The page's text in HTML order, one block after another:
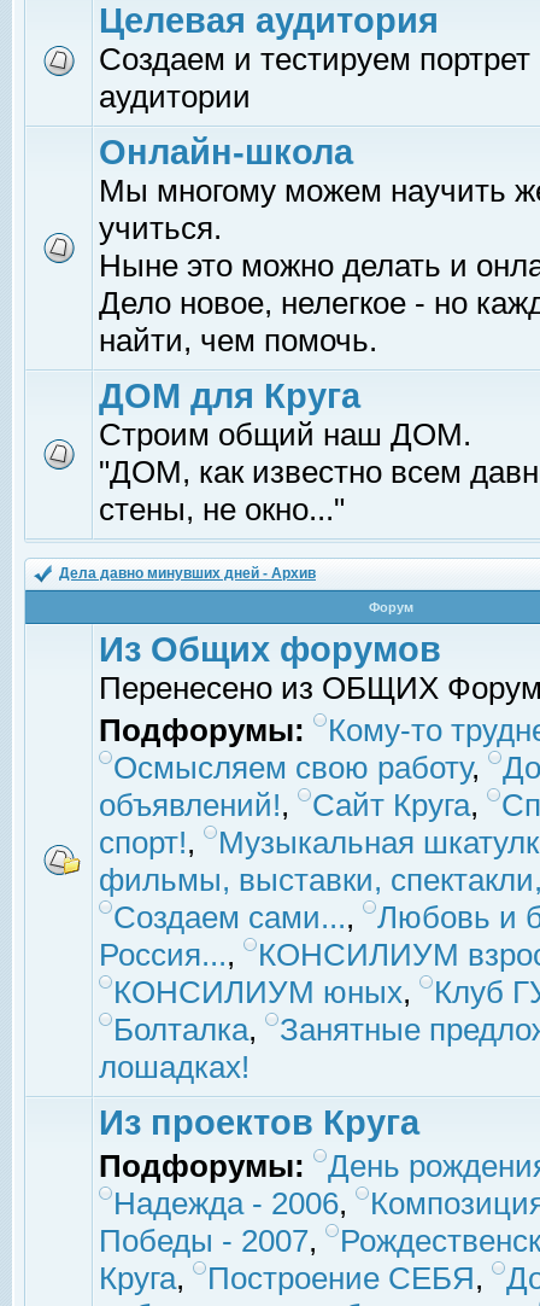
Целевая аудитория
Создаем и тестируем
аудитории
Онлайн-школа
Мы многому можем научить
учиться.
Ныне это можно делать и
Дело новое, нелегкое - но
найти, чем помочь.
ДОМ для Круга
Строим общий наш ДОМ.
"ДОМ, как известно всем
стены, не окно..."
Дела давно минувших дней - Архив
Форум
Из Общих форумов
Перенесено из ОБЩИХ
Подфорумы:
Кому-то
Осмысляем свою работу,
объявлений!, Сайт Круга,
спорт!,
Музыкальная
фильмы, выставки,
Создаем сами...,
Любовь и
Россия...,
КОНСИЛИУМ
КОНСИЛИУМ юных,
Клуб
Болталка,
Занятные
лошадках!
Из проектов Круга
Подфорумы:
День
Надежда - 2006,
Победы - 2007,
Круга, Построение СЕБЯ,